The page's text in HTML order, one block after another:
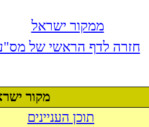
ממקור ישראל
חזרה לדף הראשי של
מקור
תוכן העניינים